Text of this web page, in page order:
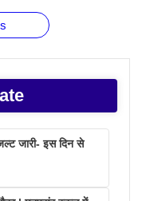
जारी- इस दिन से